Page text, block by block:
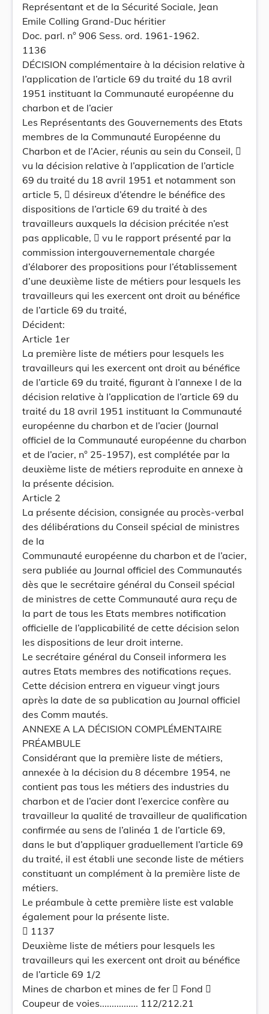
Représentant et de la Sécurité Sociale, Jean
Emile Colling Grand-Duc héritier
Doc. parl. n° 906 Sess. ord. 1961-1962.
1136
DÉCISION complémentaire à la décision relative à
l’application de l’article 69 du traité du 18 avril
1951 instituant la Communauté européenne du
charbon et de l’acier
Les Représentants des Gouvernements des Etats
membres de la Communauté Européenne du
Charbon et de l’Acier, réunis au sein du Conseil, 
vu la décision relative à l’application de l’article
69 du traité du 18 avril 1951 et notamment son
article 5,  désireux d’étendre le bénéfice des
dispositions de l’article 69 du traité à des
travailleurs auxquels la décision précitée n’est
pas applicable,  vu le rapport présenté par la
commission intergouvernementale chargée
d’élaborer des propositions pour l’établissement
d’une deuxième liste de métiers pour lesquels les
travailleurs qui les exercent ont droit au bénéfice
de l’article 69 du traité,
Décident:
Article 1er
La première liste de métiers pour lesquels les
travailleurs qui les exercent ont droit au bénéfice
de l’article 69 du traité, figurant à l’annexe I de la
décision relative à l’application de l’article 69 du
traité du 18 avril 1951 instituant la Communauté
européenne du charbon et de l’acier (Journal
officiel de la Communauté européenne du charbon
et de l’acier, n° 25-1957), est complétée par la
deuxième liste de métiers reproduite en annexe à
la présente décision.
Article 2
La présente décision, consignée au procès-verbal
des délibérations du Conseil spécial de ministres
de la
Communauté européenne du charbon et de l’acier,
sera publiée au Journal officiel des Communautés
dès que le secrétaire général du Conseil spécial
de ministres de cette Communauté aura reçu de
la part de tous les Etats membres notification
officielle de l’applicabilité de cette décision selon
les dispositions de leur droit interne.
Le secrétaire général du Conseil informera les
autres Etats membres des notifications reçues.
Cette décision entrera en vigueur vingt jours
après la date de sa publication au Journal officiel
des Comm mautés.
ANNEXE A LA DÉCISION COMPLÉMENTAIRE
PRÉAMBULE
Considérant que la première liste de métiers,
annexée à la décision du 8 décembre 1954, ne
contient pas tous les métiers des industries du
charbon et de l’acier dont l’exercice confère au
travailleur la qualité de travailleur de qualification
confirmée au sens de l’alinéa 1 de l’article 69,
dans le but d’appliquer graduellement l’article 69
du traité, il est établi une seconde liste de métiers
constituant un complément à la première liste de
métiers.
Le préambule à cette première liste est valable
également pour la présente liste.
 1137
Deuxième liste de métiers pour lesquels les
travailleurs qui les exercent ont droit au bénéfice
de l’article 69 1/2
Mines de charbon et mines de fer  Fond 
Coupeur de voies................ 112/212.21